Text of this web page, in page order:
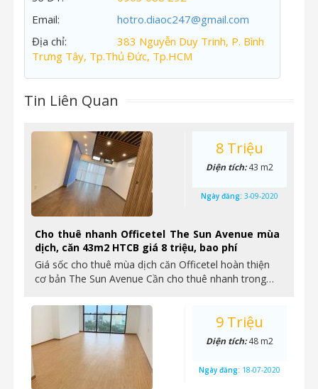
Email:
hotro.diaoc247@gmail.com
Địa chỉ:
383 Nguyễn Duy Trinh, P. Bình
Trưng Tây, Tp.Thủ Đức, Tp.HCM
Tin Liên Quan
Cho thuê nhanh Officetel The Sun Avenue mùa
dịch, căn 43m2 HTCB giá 8 triệu, bao phí
Giá sốc cho thuê mùa dịch căn Officetel hoàn thiện
cơ bản The Sun Avenue Cần cho thuê nhanh trong…
8 Triệu
Diện tích:43 m2
Ngày đăng: 3-09-2020
9 Triệu
Diện tích:48 m2
Ngày đăng: 18-07-2020